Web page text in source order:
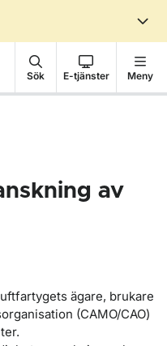
Sök E-tjänster Meny
av
ägare, brukare
(CAMO/CAO)